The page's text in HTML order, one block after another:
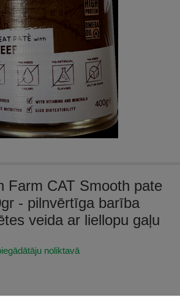
Farm CAT Smooth pate
- pilnvērtīga barība
veida ar liellopu gaļu
noliktavā